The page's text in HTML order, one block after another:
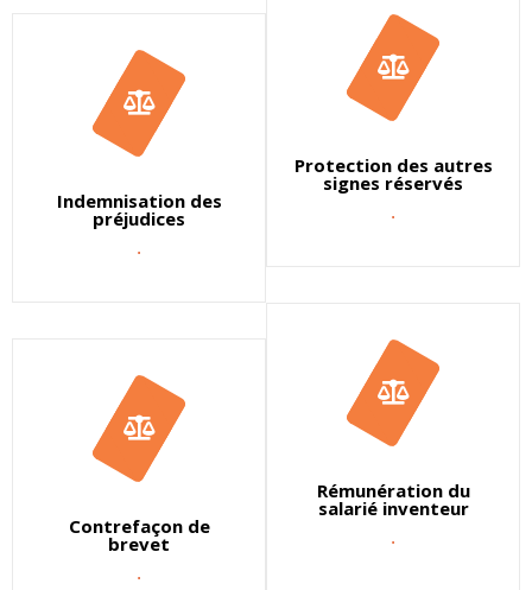
Indemnisation des
préjudices
.
Contrefaçon de
brevet
.
Protection des autres
signes réservés
.
Rémunération du
salarié inventeur
.